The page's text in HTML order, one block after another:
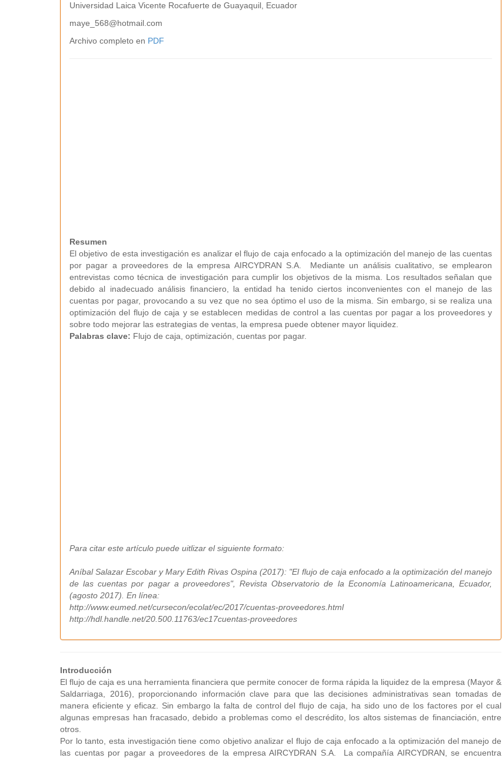
Universidad Laica Vicente Rocafuerte de Guayaquil, Ecuador
maye_568@hotmail.com
Archivo completo en PDF
Resumen
El objetivo de esta investigación es analizar el flujo de caja enfocado a la optimización del manejo de las cuentas
por pagar a proveedores de la empresa AIRCYDRAN S.A. Mediante un análisis cualitativo, se emplearon
entrevistas como técnica de investigación para cumplir los objetivos de la misma. Los resultados señalan que
debido al inadecuado análisis financiero, la entidad ha tenido ciertos inconvenientes con el manejo de las
cuentas por pagar, provocando a su vez que no sea óptimo el uso de la misma. Sin embargo, si se realiza una
optimización del flujo de caja y se establecen medidas de control a las cuentas por pagar a los proveedores y
sobre todo mejorar las estrategias de ventas, la empresa puede obtener mayor liquidez.
Palabras clave: Flujo de caja, optimización, cuentas por pagar.
Para citar este artículo puede uitlizar el siguiente formato:
Aníbal Salazar Escobar y Mary Edith Rivas Ospina (2017): "El flujo de caja enfocado a la optimización del manejo
de las cuentas por pagar a proveedores", Revista Observatorio de la Economía Latinoamericana, Ecuador,
(agosto 2017). En línea:
http://www.eumed.net/cursecon/ecolat/ec/2017/cuentas-proveedores.html
http://hdl.handle.net/20.500.11763/ec17cuentas-proveedores
Introducción
El flujo de caja es una herramienta financiera que permite conocer de forma rápida la liquidez de la empresa (Mayor &
Saldarriaga, 2016), proporcionando información clave para que las decisiones administrativas sean tomadas de
manera eficiente y eficaz. Sin embargo la falta de control del flujo de caja, ha sido uno de los factores por el cual
algunas empresas han fracasado, debido a problemas como el descrédito, los altos sistemas de financiación, entre
otros.
Por lo tanto, esta investigación tiene como objetivo analizar el flujo de caja enfocado a la optimización del manejo de
las cuentas por pagar a proveedores de la empresa AIRCYDRAN S.A. La compañía AIRCYDRAN, se encuentra